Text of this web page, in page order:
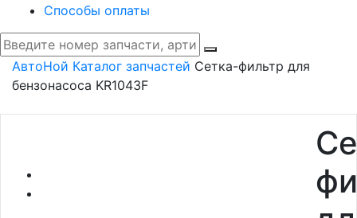
Способы оплаты
АвтоНой Каталог запчастей Сетка-фильтр для
бензонасоса KR1043F